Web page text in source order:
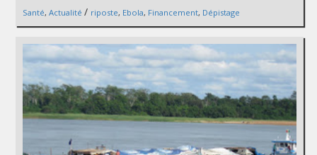
Santé, Actualité / riposte, Ebola, Financement, Dépistage